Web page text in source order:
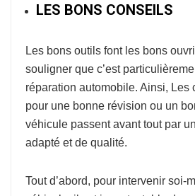
LES BONS CONSEILS
Les bons outils font les bons
souligner que c’est
réparation automobile. Ainsi, Les
pour une bonne révision ou un
véhicule passent avant tout par un
adapté et de qualité.
Tout d’abord, pour intervenir soi-